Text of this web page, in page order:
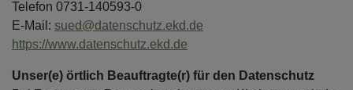
Telefon 0731-140593-0
E-Mail: sued@datenschutz.ekd.de
https://www.datenschutz.ekd.de
Unser(e) örtlich Beauftragte(r) für den Datenschutz